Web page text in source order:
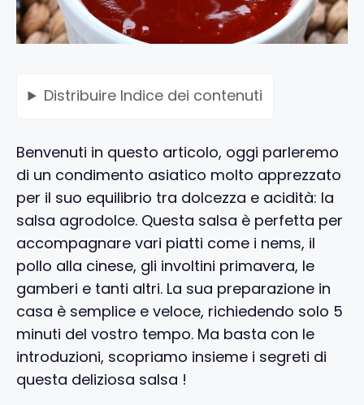
Distribuire Indice dei contenuti
Benvenuti in questo articolo, oggi parleremo
di un condimento asiatico molto apprezzato
per il suo equilibrio tra dolcezza e acidità: la
salsa agrodolce. Questa salsa è perfetta per
accompagnare vari piatti come i nems, il
pollo alla cinese, gli involtini primavera, le
gamberi e tanti altri. La sua preparazione in
casa è semplice e veloce, richiedendo solo 5
minuti del vostro tempo. Ma basta con le
introduzioni, scopriamo insieme i segreti di
questa deliziosa salsa !